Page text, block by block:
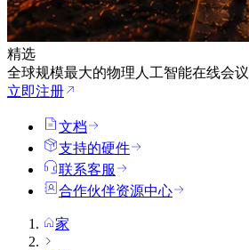
精选
全球规模最大的物理人工智能在线会议
立即注册
文档
支持的硬件
联系客服
合作伙伴资源中心
家